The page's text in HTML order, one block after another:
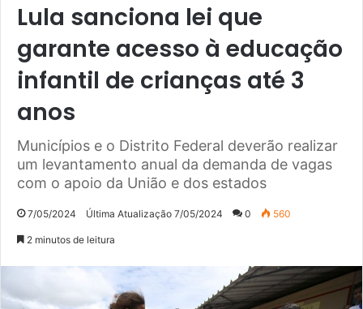
Lula sanciona lei que
garante acesso à educação
infantil de crianças até 3
anos
Municípios e o Distrito Federal deverão realizar
um levantamento anual da demanda de vagas
com o apoio da União e dos estados
7/05/2024 Última Atualização 7/05/2024 0 560
2 minutos de leitura